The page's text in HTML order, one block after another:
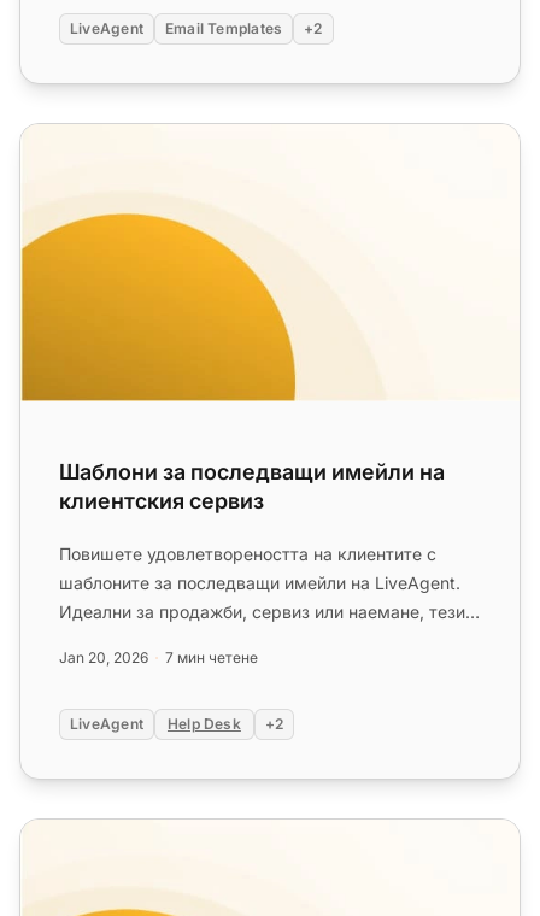
LiveAgent Email Templates +2
Шаблони за последващи имейли на клиентския сервиз
Шаблони за последващи имейли на
клиентския сервиз
Повишете удовлетвореността на клиентите с
шаблоните за последващи имейли на LiveAgent.
Идеални за продажби, сервиз или наемане, тези
Jan 20, 2026 7 мин четене
LiveAgent Help Desk +2
Шаблони за билети